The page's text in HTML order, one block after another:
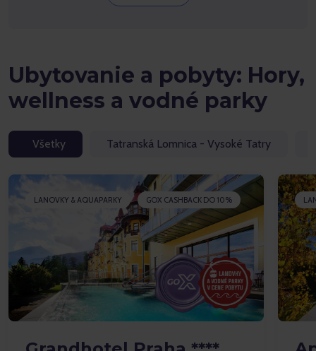
Ubytovanie a pobyty: Hory,
wellness a vodné parky
Všetky Tatranská Lomnica - Vysoké Tatry
LANOVKY & AQUAPARKY GOX CASHBACK DO 10%